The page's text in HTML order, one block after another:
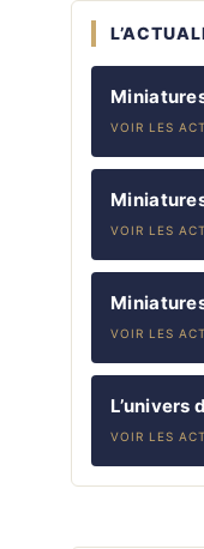
VOIR LES
VOIR LES
VOIR LES
L’univers
VOIR LES